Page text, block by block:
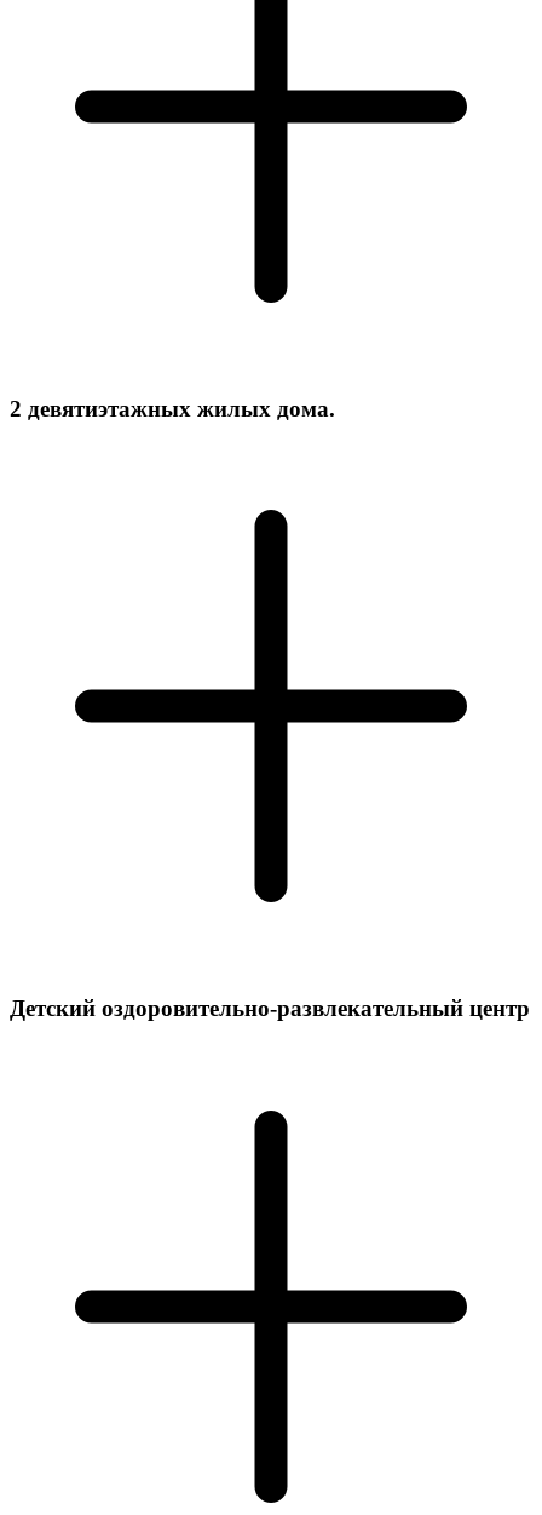
2 девятиэтажных жилых дома.
Детский оздоровительно-развлекательный центр